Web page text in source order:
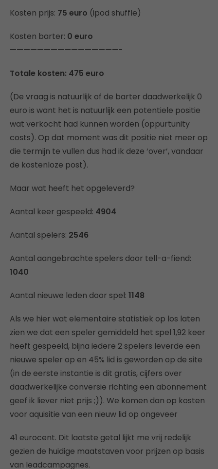
Kosten prijs: 75 euro (ipod shuffle)
Kosten barter: 0 euro
————————————————-
Totale kosten: 475 euro
(De vraag is natuurlijk of de barter daadwerkelijk 0
euro is want het is natuurlijk een potentiele positie
wat verkocht had kunnen worden (oppurtunity
costs). Op dat moment was dit positie niet meer op
die termijn te vullen dus had ik deze ‘over’, vandaar
de kostenloze post).
Maar wat heeft het opgeleverd?
Aantal keer gespeeld: 4904
Aantal spelers: 2546
Aantal aangebrachte spelers door tell-a-fiend:
1040
Aantal nieuwe leden door spel: 1148
Als we hier wat elementaire statistiek op los laten
zien we dat een speler gemiddeld het spel 1,92 keer
heeft gespeeld, bijna iedere 2 spelers leverde een
nieuwe speler op en 45% lid is geworden op de site
(in de eerste instantie is dit gratis, cijfers over
daadwerkelijke conversie richting een abonnement
geef ik liever niet prijs ;)). We komen dan op kosten
voor aquisitie van een nieuw lid op ongeveer
41 eurocent. Dit laatste getal lijkt me vrij redelijk
gezien de huidige maatstaven voor prijzen op basis
van leadcampagnes.